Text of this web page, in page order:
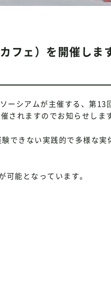
フェ）を開催しま
ーシアムが主催する、第13
れますのでお知らせしま
できない実践的で多様な実
能となっています。